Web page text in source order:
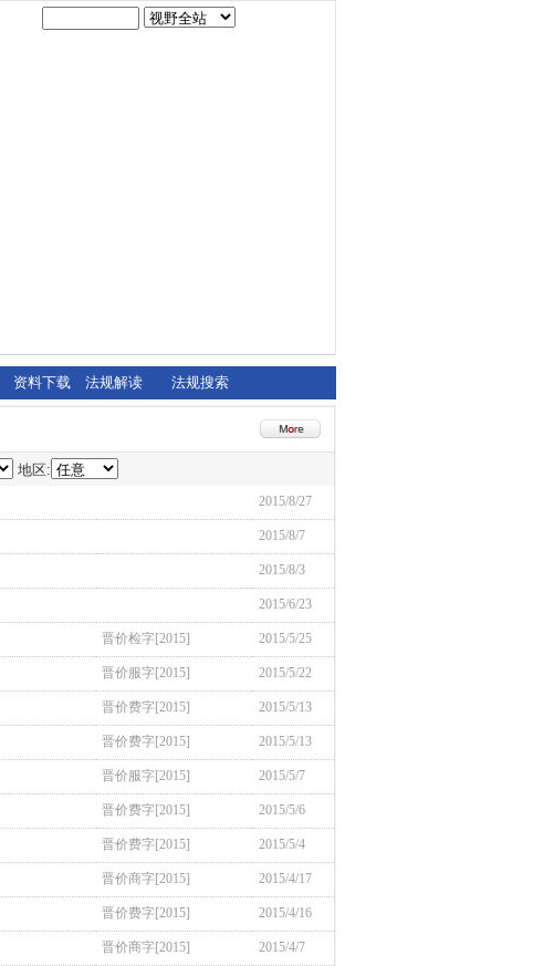
资料下载 法规解读 法规搜索
地区:
2015/8/27
2015/8/7
2015/8/3
2015/6/23
晋价检字[2015] 2015/5/25
晋价服字[2015] 2015/5/22
晋价费字[2015] 2015/5/13
晋价费字[2015] 2015/5/13
晋价服字[2015] 2015/5/7
晋价费字[2015] 2015/5/6
晋价费字[2015] 2015/5/4
晋价商字[2015] 2015/4/17
晋价费字[2015] 2015/4/16
晋价商字[2015] 2015/4/7